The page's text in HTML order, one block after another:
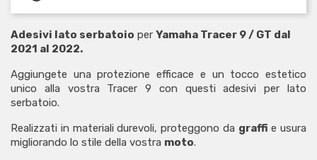
Adesivi lato serbatoio per Yamaha Tracer 9 / GT dal
2021 al 2022.
Aggiungete una protezione efficace e un tocco estetico
unico alla vostra Tracer 9 con questi adesivi per lato
serbatoio.
Realizzati in materiali durevoli, proteggono da graffi e usura
migliorando lo stile della vostra moto.